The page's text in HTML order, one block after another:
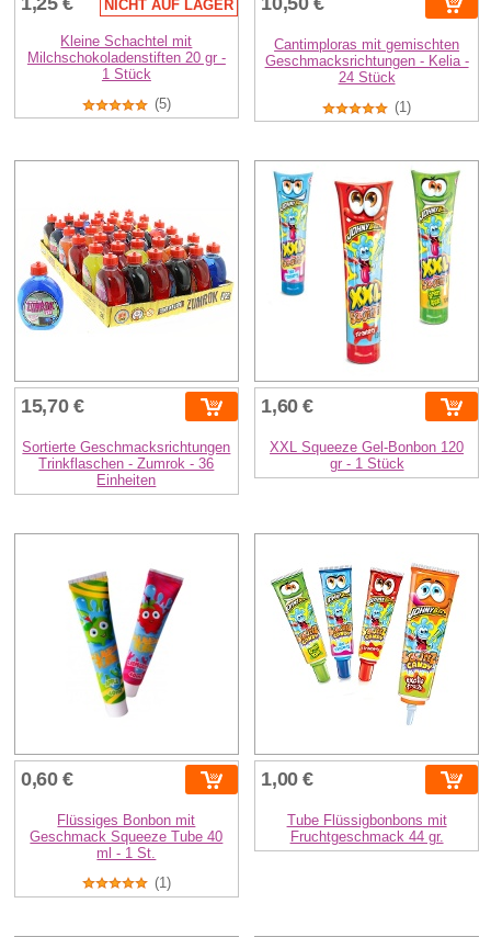
NICHT AUF LAGER
Kleine Schachtel mit
Milchschokoladenstiften 20 gr -
1 Stück
(5)
Cantimploras mit gemischten
Geschmacksrichtungen - Kelia -
24 Stück
(1)
15,70 €
Sortierte Geschmacksrichtungen
Trinkflaschen - Zumrok - 36
Einheiten
1,60 €
XXL Squeeze Gel-Bonbon 120
gr - 1 Stück
0,60 €
Flüssiges Bonbon mit
Geschmack Squeeze Tube 40
ml - 1 St.
(1)
1,00 €
Tube Flüssigbonbons mit
Fruchtgeschmack 44 gr.